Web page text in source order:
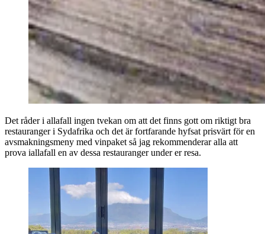
Det råder i allafall ingen tvekan om att det finns gott om riktigt bra
restauranger i Sydafrika och det är fortfarande hyfsat prisvärt för en
avsmakningsmeny med vinpaket så jag rekommenderar alla att
prova iallafall en av dessa restauranger under er resa.